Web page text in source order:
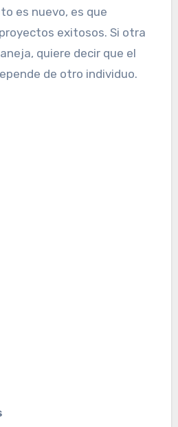
es nuevo, es que
exitosos. Si otra
quiere decir que el
de otro individuo.